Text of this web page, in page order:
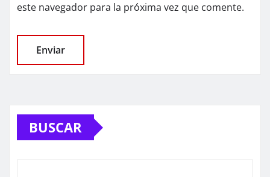
este navegador para la próxima vez que comente.
BUSCAR